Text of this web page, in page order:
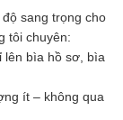
sang trọng cho
tôi chuyên:
lên bìa hồ sơ, bìa
ít – không qua